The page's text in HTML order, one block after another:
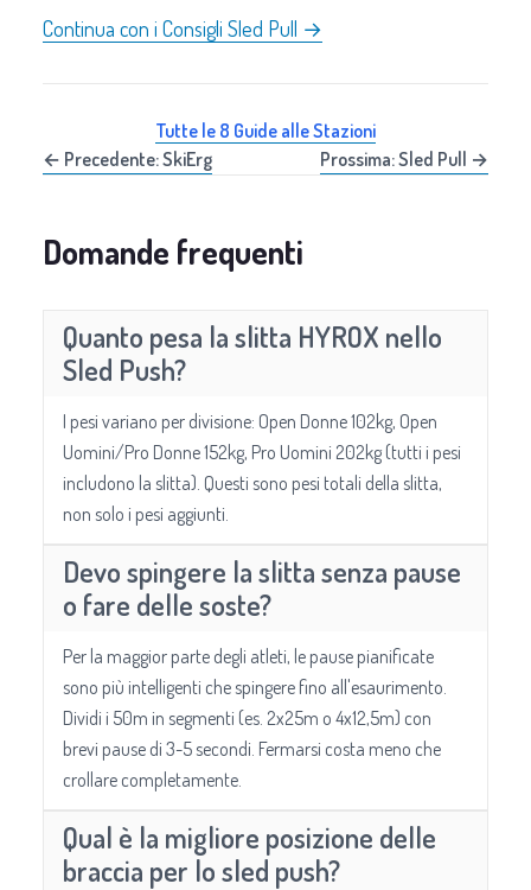
Continua con i Consigli Sled Pull →
Tutte le 8 Guide alle Stazioni
← Precedente: SkiErg
Prossima: Sled Pull →
Domande frequenti
Quanto pesa la slitta HYROX nello
Sled Push?
I pesi variano per divisione: Open Donne 102kg, Open
Uomini/Pro Donne 152kg, Pro Uomini 202kg (tutti i pesi
includono la slitta). Questi sono pesi totali della slitta,
non solo i pesi aggiunti.
Devo spingere la slitta senza pause
o fare delle soste?
Per la maggior parte degli atleti, le pause pianificate
sono più intelligenti che spingere fino all'esaurimento.
Dividi i 50m in segmenti (es. 2x25m o 4x12,5m) con
brevi pause di 3-5 secondi. Fermarsi costa meno che
crollare completamente.
Qual è la migliore posizione delle
braccia per lo sled push?